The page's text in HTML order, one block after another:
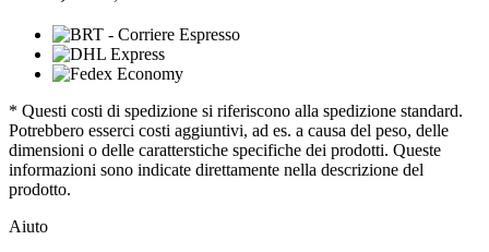
* Questi costi di spedizione si riferiscono alla spedizione standard.
Potrebbero esserci costi aggiuntivi, ad es. a causa del peso, delle
dimensioni o delle caratterstiche specifiche dei prodotti. Queste
informazioni sono indicate direttamente nella descrizione del
prodotto.
Aiuto